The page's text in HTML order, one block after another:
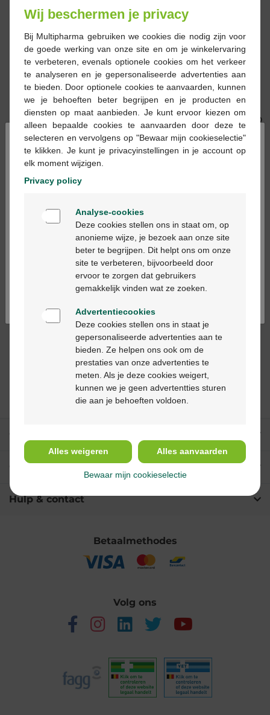
€ 25,90
Bacilac femina caps 30
€ 39,50
Bacilac femina caps 60
€ 14,99
Bacilac femina caps 15
Bacilac ORS zakjes 10st
€ 9,90
Bacilac femina blister
caps 10
Over Multipharma
Hulp & contact
Betaalmethodes
Volg ons
×
Bienvenue
Ga verder in het nederlands
Continuez en français
Wij beschermen je privacy
Bij Multipharma gebruiken we cookies die nodig zijn voor
de goede werking van onze site en om je winkelervaring
te verbeteren, evenals optionele cookies om het verkeer
te analyseren en je gepersonaliseerde advertenties aan
te bieden. Door optionele cookies te aanvaarden, kunnen
we je behoeften beter begrijpen en je producten en
diensten op maat aanbieden. Je kunt ervoor kiezen om
alleen bepaalde cookies te aanvaarden door deze te
selecteren en vervolgens op "Bewaar mijn cookieselectie"
te klikken. Je kunt je privacyinstellingen in je account op
elk moment wijzigen.
Privacy policy
Analyse-cookies
Deze cookies stellen ons in staat om, op
anonieme wijze, je bezoek aan onze site
beter te begrijpen. Dit helpt ons om onze
site te verbeteren, bijvoorbeeld door
ervoor te zorgen dat gebruikers
gemakkelijk vinden wat ze zoeken.
Advertentiecookies
Deze cookies stellen ons in staat je
gepersonaliseerde advertenties aan te
bieden. Ze helpen ons ook om de
prestaties van onze advertenties te
meten. Als je deze cookies weigert,
kunnen we je geen advertentties sturen
die aan je behoeften voldoen.
Alles weigeren Alles aanvaarden
Bewaar mijn cookieselectie